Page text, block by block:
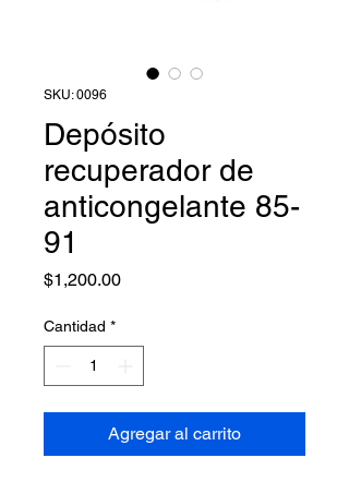
SKU: 0096
Depósito
recuperador de
anticongelante 85-
91
$1,200.00Precio
Cantidad *
Agregar al carrito